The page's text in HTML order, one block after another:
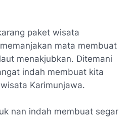
paket wisata
mata membuat
menakjubkan. Ditemani
indah membuat kita
Karimunjawa.
nan indah membuat segar